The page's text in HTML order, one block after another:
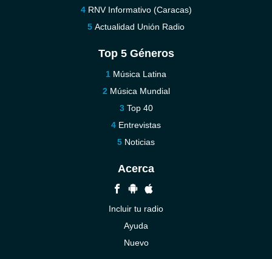
RNV Informativo (Caracas)
Actualidad Unión Radio
Top 5 Géneros
Música Latina
Música Mundial
Top 40
Entrevistas
Noticias
Acerca
Incluir tu radio
Ayuda
Nuevo